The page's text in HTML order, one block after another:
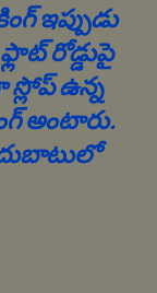
ఇప్పుడు
రోడ్డుపై
ఉన్న
అంటారు.